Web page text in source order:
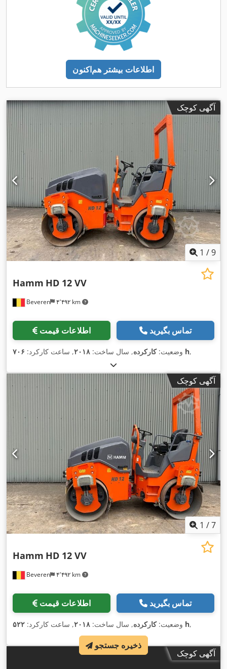
اطلاعات بیشتر هم‌اکنون
آگهی کوچک
1 /9
Beveren ۴٬۴۹۲ km
Hamm HD 12 VV
اطلاعات قیمت تماس بگیرید
وضعیت:کارکرده, سال ساخت: ۲۰۱۸, ساعت کارکرد: ۷۰۶ h,
آگهی کوچک
1 /7
Beveren ۴٬۴۹۲ km
Hamm HD 12 VV
اطلاعات قیمت تماس بگیرید
وضعیت:کارکرده, سال ساخت: ۲۰۱۸, ساعت کارکرد: ۵۲۲ h,
آگهی کوچک
ذخیره جستجو